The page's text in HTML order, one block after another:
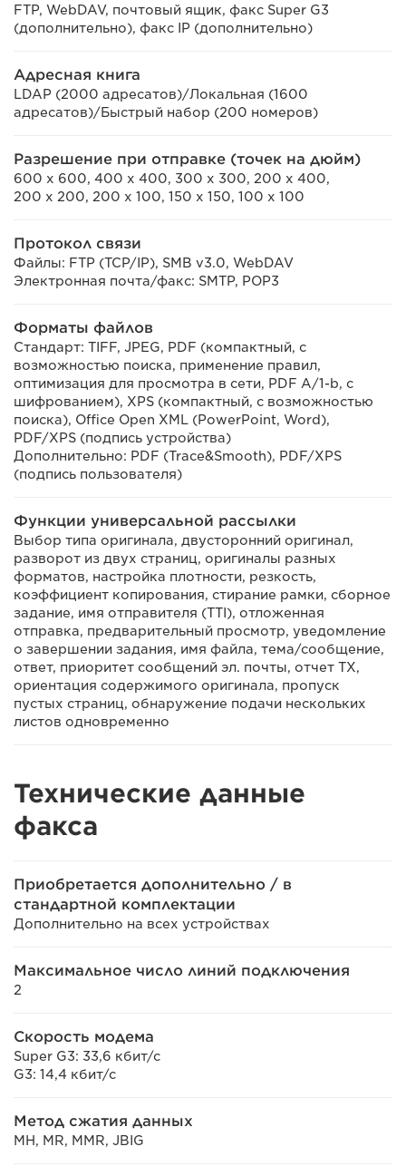
FTP, WebDAV, почтовый ящик, факс Super G3
(дополнительно), факс IP (дополнительно)
Адресная книга
LDAP (2000 адресатов)/Локальная (1600
адресатов)/Быстрый набор (200 номеров)
Разрешение при отправке (точек на дюйм)
600 x 600, 400 x 400, 300 x 300, 200 x 400,
200 x 200, 200 x 100, 150 x 150, 100 x 100
Протокол связи
Файлы: FTP (TCP/IP), SMB v3.0, WebDAV
Электронная почта/факс: SMTP, POP3
Форматы файлов
Стандарт: TIFF, JPEG, PDF (компактный, с
возможностью поиска, применение правил,
оптимизация для просмотра в сети, PDF A/1-b, с
шифрованием), XPS (компактный, с возможностью
поиска), Office Open XML (PowerPoint, Word),
PDF/XPS (подпись устройства)
Дополнительно: PDF (Trace&Smooth), PDF/XPS
(подпись пользователя)
Функции универсальной рассылки
Выбор типа оригинала, двусторонний оригинал,
разворот из двух страниц, оригиналы разных
форматов, настройка плотности, резкость,
коэффициент копирования, стирание рамки, сборное
задание, имя отправителя (TTI), отложенная
отправка, предварительный просмотр, уведомление
о завершении задания, имя файла, тема/сообщение,
ответ, приоритет сообщений эл. почты, отчет TX,
ориентация содержимого оригинала, пропуск
пустых страниц, обнаружение подачи нескольких
листов одновременно
Технические данные
факса
Приобретается дополнительно / в
стандартной комплектации
Дополнительно на всех устройствах
Максимальное число линий подключения
2
Скорость модема
Super G3: 33,6 кбит/с
G3: 14,4 кбит/с
Метод сжатия данных
MH, MR, MMR, JBIG